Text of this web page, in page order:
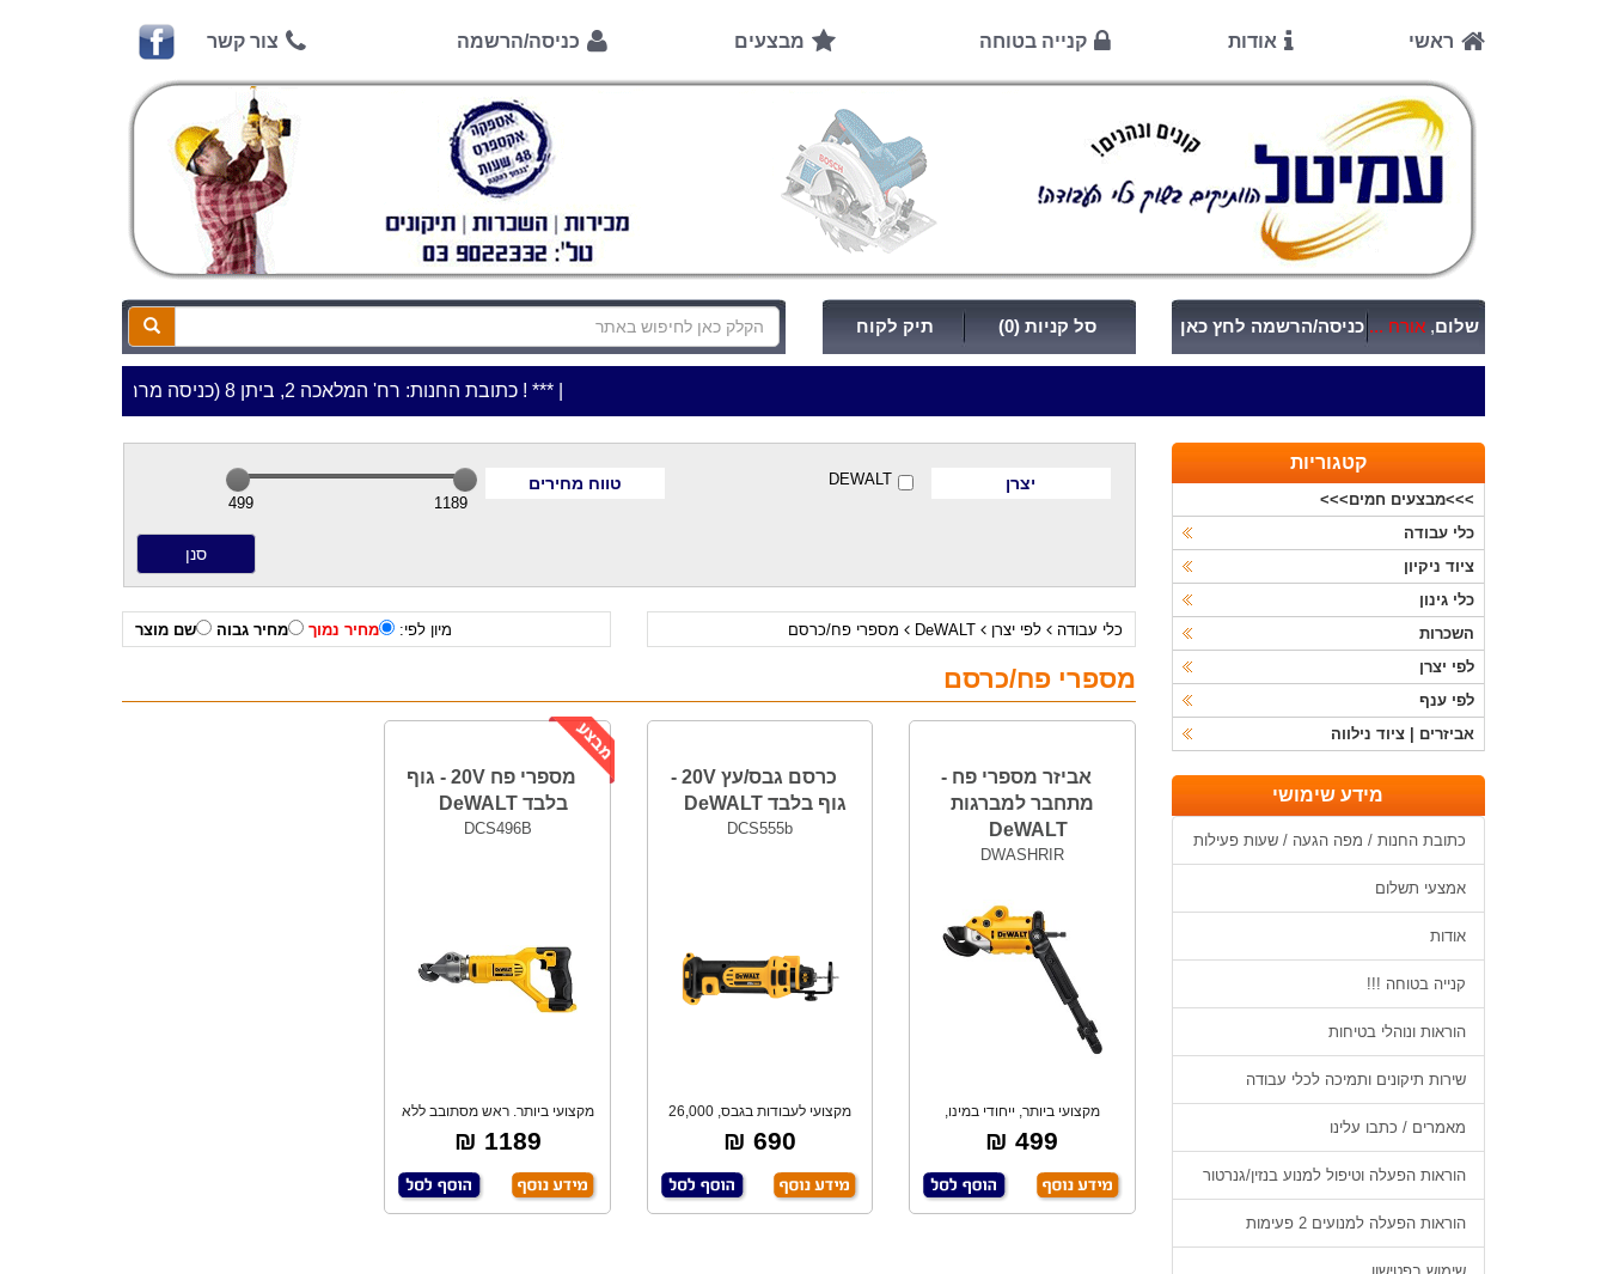
ראשי אודות קנייה בטוחה מבצעים כניסה/הרשמה צור קשר
סל קניות (0) תיק לקוח שלום, אורח ... כניסה/הרשמה לחץ כאן
***כתובת החנות: רח' המלאכה 2, ביתן 8 (כניסה מרח' עמל 5) א.ת.פארק אפק, ראש העין***
יצרן DEWALT טווח מחירים
1189
499
מיון לפי: מחיר נמוך מחיר גבוה שם מוצר כלי עבודה לפי יצרן DeWALT מספרי פח/כרסם
מספרי פח/כרסם
אביזר מספרי פח -
מתחבר למברגות
DeWALT
DWASHRIR
מקצועי ביותר, ייחודי במינו,
מסתובב 360 מ
499 ₪
כרסם גבס/עץ 20V -
גוף בלבד DeWALT
DCS555b
מקצועי לעבודות בגבס, 26,000
סל"ד, תאורת
690 ₪
מספרי פח 20V - גוף
בלבד DeWALT
DCS496B
מקצועי ביותר. ראש מסתובב ללא
כלי 360 מעל
1189 ₪
קטגוריות
>>>מבצעים חמים>>>
כלי עבודה
ציוד ניקיון
כלי גינון
השכרות
לפי יצרן
לפי ענף
אביזרים | ציוד נילווה
מידע שימושי
כתובת החנות / מפה הגעה / שעות פעילות
אמצעי תשלום
אודות
קנייה בטוחה !!!
הוראות ונוהלי בטיחות
שירות תיקונים ותמיכה לכלי עבודה
מאמרים / כתבו עלינו
הוראות הפעלה וטיפול למנוע בנזין/גנרטור
הוראות הפעלה למנועים 2 פעימות